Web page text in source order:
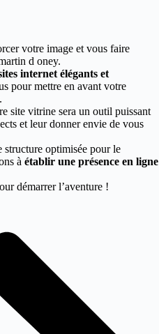
votre image et vous faire
d oney.
internet élégants et
pour mettre en avant votre
site vitrine sera un outil puissant
et leur donner envie de vous
structure optimisée pour le
à établir une présence en ligne
démarrer l’aventure !